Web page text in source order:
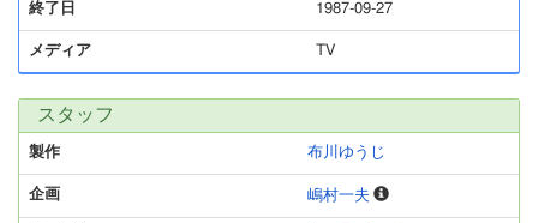
終了日 1987-09-27
メディア TV
スタッフ
製作 布川ゆうじ
企画 嶋村一夫